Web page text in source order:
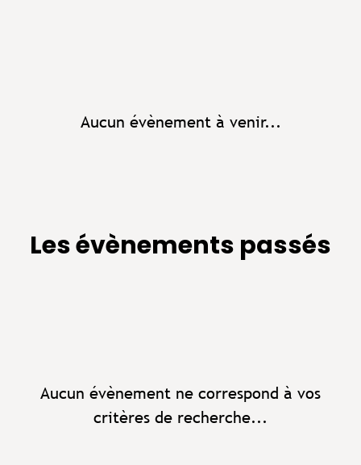
Aucun évènement à venir...
Les évènements passés
Aucun évènement ne correspond à vos
critères de recherche...